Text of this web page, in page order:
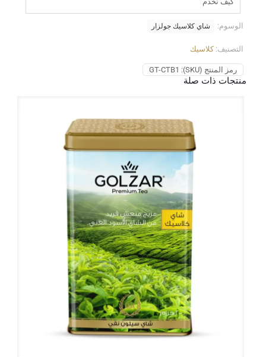
الوسوم: شاي كلاسيك جولزار
التصنيف:كلاسيك
رمز المنتج (SKU):
GT-CTB1
منتجات ذات صلة